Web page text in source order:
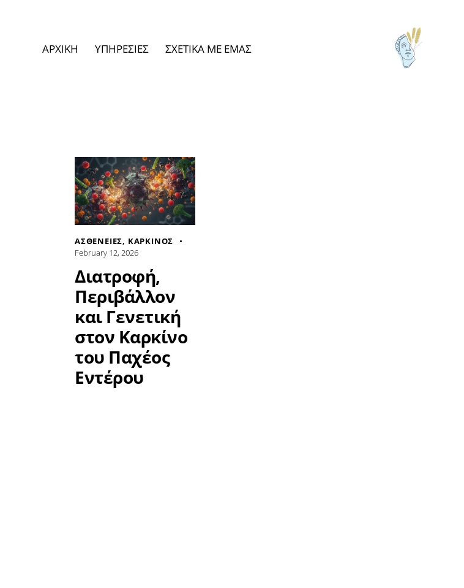
ΑΡΧΙΚΗ ΥΠΗΡΕΣΙΕΣ ΣΧΕΤΙΚΑ ΜΕ ΕΜΑΣ
ΑΣΘΕΝΕΙΕΣ, ΚΑΡΚΙΝΟΣ
February 12, 2026
Διατροφή,
Περιβάλλον
και Γενετική
στον Καρκίνο
του Παχέος
Εντέρου